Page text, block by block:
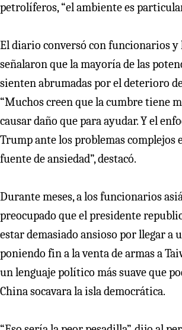
petrolíferos, “el ambiente es
El diario conversó con funcionarios y
señalaron que la mayoría de las
sienten abrumadas por el deterioro
“Muchos creen que la cumbre tiene
causar daño que para ayudar. Y el
Trump ante los problemas complejos
fuente de ansiedad”, destacó.
Durante meses, a los funcionarios
preocupado que el presidente
estar demasiado ansioso por llegar a
poniendo fin a la venta de armas a
un lenguaje político más suave que
China socavara la isla democrática.